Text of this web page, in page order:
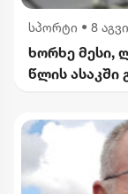
სპორტი • 8
ხორხე მესი,
წლის ასაკში